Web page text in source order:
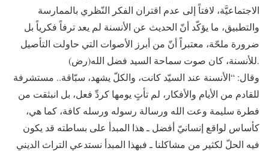
الاجتماعيَّة، لافتاً إلى عدم اقتران الفكر النّظري بالممارسة
والتطبيق، ما يؤكّد أنّ الحديث عن الأنسنة لم يعد ترفاً فكرياً بل
ضرورة ملحّة، معتبراً أنّ من أبرز الأصوات التي حاولت التأصيل
للأنسنة، كان صوت سماحة السيد فضل الله(رض).
وقال: “الأنسنة عند السيّد كانت، والكلّ يشهد، سبّاقة.. مستشرفة
للقادم من الأيام والأفكار، لم تأتٍ يومها كردِّ فعل، بل انبثقت من
فطرة سليمة وعت الله ورسالة رسوله ورسله كافة، كما هي،
كأساس لواقع إنسانيّ أفضل ـ هذا المبدأ على بساطته قد يكون
فيه الحلّ لكثير من مشاكلنا ـ فبهذا المبدأ نستدعي التراث الديني